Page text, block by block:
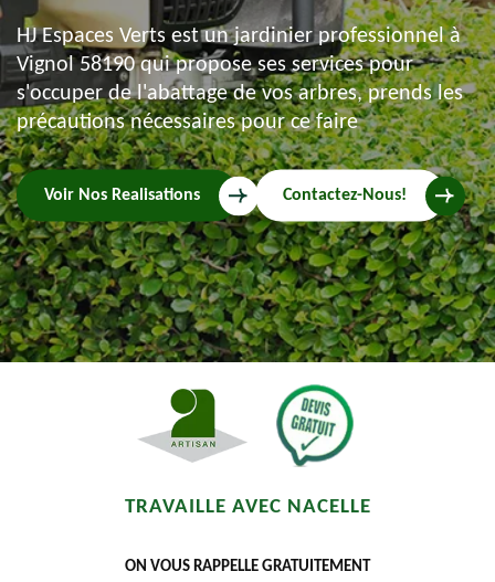
HJ Espaces Verts est un jardinier professionnel à
Vignol 58190 qui propose ses services pour
s'occuper de l'abattage de vos arbres, prends les
précautions nécessaires pour ce faire
Voir Nos Realisations Contactez-Nous!
TRAVAILLE AVEC NACELLE
ON VOUS RAPPELLE GRATUITEMENT